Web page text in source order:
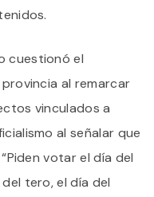
cuestionó el
al remarcar
vinculados a
al señalar que
votar el día del
tero, el día del